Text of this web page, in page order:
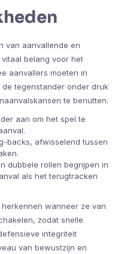
van aanvallende en
belang voor het
aanvallers moeten in
tegenstander onder druk
te benutten.
aan om het spel te
backs, afwisselend tussen
dubbele rollen begrijpen in
als het terugtracken
wanneer ze van
zodat snelle
integriteit
van bewustzijn en